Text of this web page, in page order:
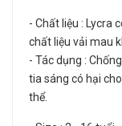
- Chất liệu : Lycra
chất liệu vải mau
- Tác dụng :
tia sáng có hại
thể.